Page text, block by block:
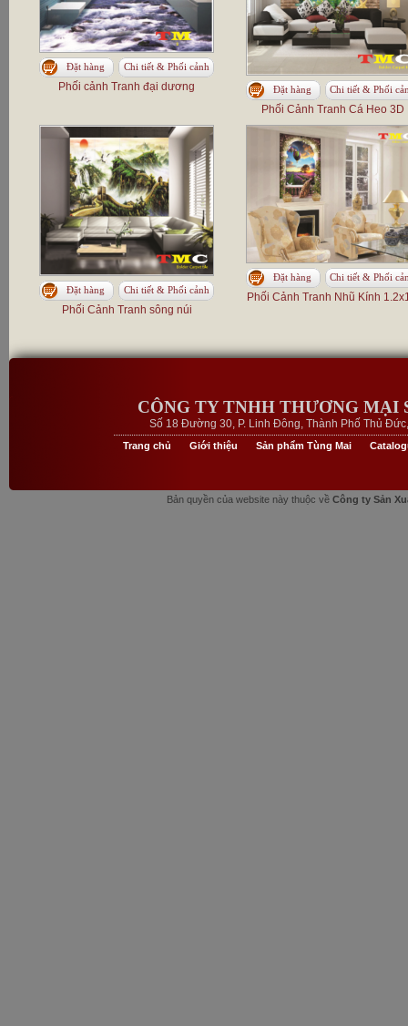
Đặt hàng Chi tiết & Phối cảnh
Phối cảnh Tranh đại dương Đặt hàng Chi tiết & Phối
Phối Cảnh Tranh Cá Heo 3D
Đặt hàng Chi tiết & Phối cảnh
Phối Cảnh Tranh sông núi
Đặt hàng Chi tiết & Phối
Phối Cảnh Tranh Nhũ Kính
CÔNG TY TNHH THƯƠNG
Số 18 Đường 30, P. Linh Đông, Thành Phố Thủ
Trang chủ Giới thiệu Sản phẩm Tùng Mai
Bản quyền của website này thuộc về Công ty Sản